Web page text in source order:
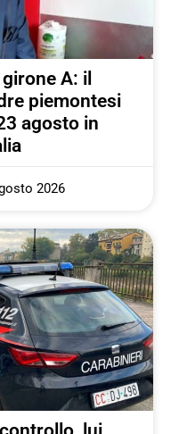
A: il
piemontesi
agosto in
2026